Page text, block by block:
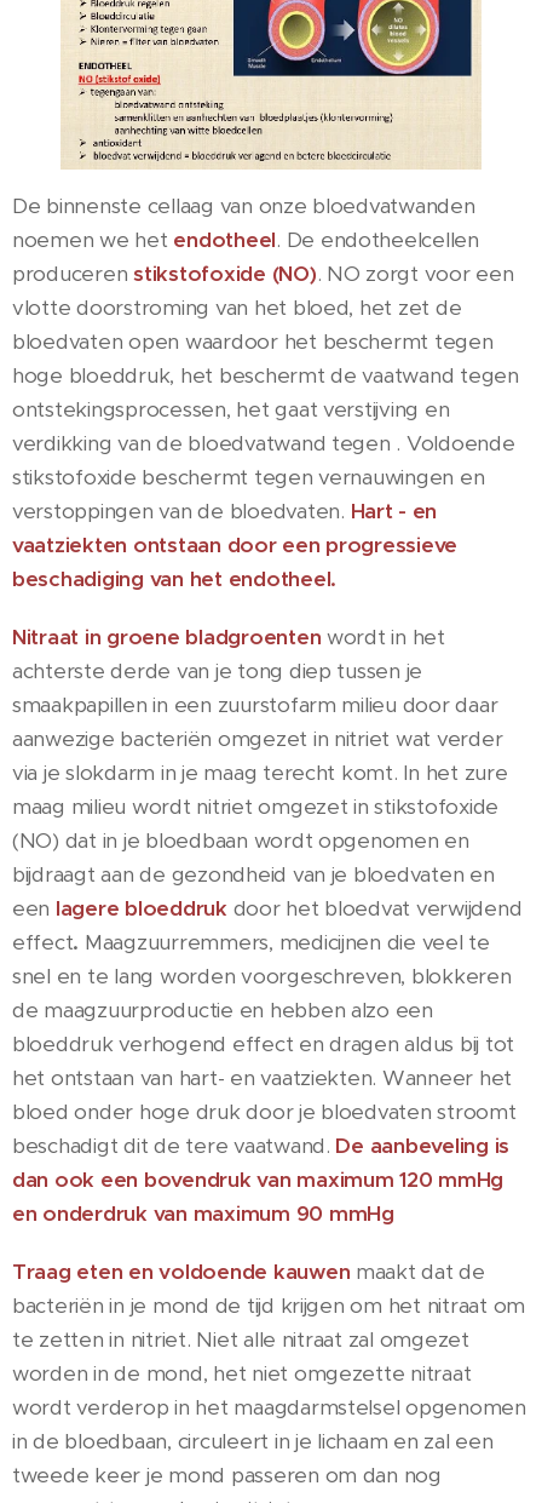
De binnenste cellaag van onze bloedvatwanden
noemen we het endotheel. De endotheelcellen
producerenstikstofoxide (NO). NO zorgt voor een
vlotte doorstroming van het bloed, het zet de
bloedvaten open waardoor het beschermt tegen
hoge bloeddruk, het beschermt de vaatwand tegen
ontstekingsprocessen, het gaat verstijving en
verdikking van de bloedvatwand tegen . Voldoende
stikstofoxide beschermt tegen vernauwingen en
verstoppingen van de bloedvaten. Hart - en
vaatziekten ontstaan door een progressieve
beschadiging van het endotheel.
Nitraat in groene bladgroentenwordt in het
achterste derde van je tong diep tussen je
smaakpapillen in een zuurstofarm milieu door daar
aanwezige bacteriën omgezet in nitriet wat verder
via je slokdarm in je maag terecht komt. In het zure
maag milieu wordt nitriet omgezet in stikstofoxide
(NO) dat in je bloedbaan wordt opgenomen en
bijdraagt aan de gezondheid van je bloedvaten en
een lagere bloeddruk door het bloedvat verwijdend
effect. Maagzuurremmers, medicijnen die veel te
snel en te lang worden voorgeschreven, blokkeren
de maagzuurproductie en hebben alzo een
bloeddruk verhogend effect en dragen aldus bij tot
het ontstaan van hart- en vaatziekten. Wanneer het
bloed onder hoge druk door je bloedvaten stroomt
beschadigt dit de tere vaatwand. De aanbeveling is
dan ook een bovendruk van maximum 120 mmHg
en onderdruk van maximum 90 mmHg
Traag eten en voldoende kauwen maakt dat de
bacteriën in je mond de tijd krijgen om het nitraat om
te zetten in nitriet. Niet alle nitraat zal omgezet
worden in de mond, het niet omgezette nitraat
wordt verderop in het maagdarmstelsel opgenomen
in de bloedbaan, circuleert in je lichaam en zal een
tweede keer je mond passeren om dan nog